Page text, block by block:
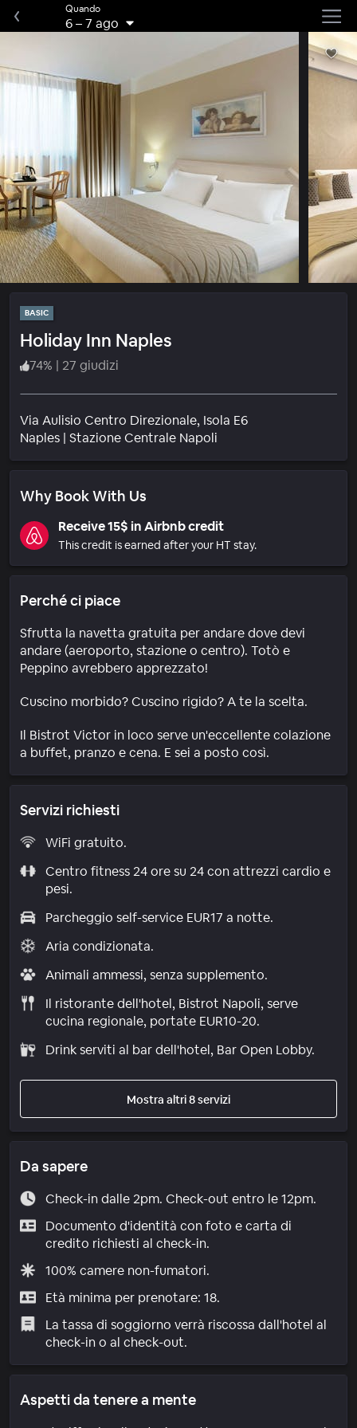
Quando
6–7 ago
BASIC
Holiday Inn Naples
74% | 27 giudizi
Via Aulisio Centro Direzionale, Isola E6
Naples | Stazione Centrale Napoli
Why Book With Us
Receive 15$ in Airbnb credit
This credit is earned after your HT stay.
Perché ci piace
Sfrutta la navetta gratuita per andare dove devi
andare (aeroporto, stazione o centro). Totò e
Peppino avrebbero apprezzato!
Cuscino morbido? Cuscino rigido? A te la scelta.
Il Bistrot Victor in loco serve un'eccellente colazione
a buffet, pranzo e cena. E sei a posto così.
Servizi richiesti
WiFi gratuito.
Centro fitness 24 ore su 24 con attrezzi cardio e
pesi.
Parcheggio self-service EUR17 a notte.
Aria condizionata.
Animali ammessi, senza supplemento.
Il ristorante dell'hotel, Bistrot Napoli, serve
cucina regionale, portate EUR10-20.
Drink serviti al bar dell'hotel, Bar Open Lobby.
Mostra altri 8 servizi
Da sapere
Check-in dalle 2pm. Check-out entro le 12pm.
Documento d'identità con foto e carta di
credito richiesti al check-in.
100% camere non-fumatori.
Età minima per prenotare: 18.
La tassa di soggiorno verrà riscossa dall'hotel al
check-in o al check-out.
Aspetti da tenere a mente